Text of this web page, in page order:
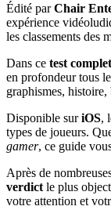
Édité parChair
expérience
les classements des
Dans ce test complet
en profondeur tous
graphismes, histoire,
Disponible suriOS,
types de joueurs.
gamer, ce guide
Après de
verdict le plus
votre attention et